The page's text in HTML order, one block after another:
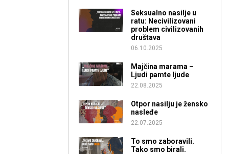
Seksualno nasilje u
ratu: Necivilizovani
problem civilizovanih
društava
06.10.2025
Majčina marama –
Ljudi pamte ljude
22.08.2025
Otpor nasilju je žensko
nasleđe
22.07.2025
To smo zaboravili.
Tako smo birali.